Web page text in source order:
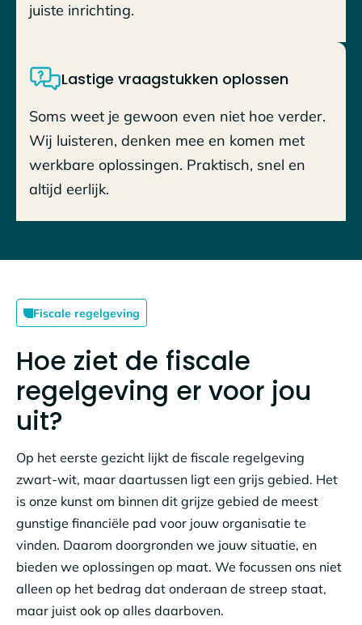
juiste inrichting.
Lastige vraagstukken oplossen
Soms weet je gewoon even niet hoe verder.
Wij luisteren, denken mee en komen met
werkbare oplossingen. Praktisch, snel en
altijd eerlijk.
Fiscale regelgeving
Hoe ziet de fiscale
regelgeving er voor jou
uit?
Op het eerste gezicht lijkt de fiscale regelgeving
zwart-wit, maar daartussen ligt een grijs gebied. Het
is onze kunst om binnen dit grijze gebied de meest
gunstige financiële pad voor jouw organisatie te
vinden. Daarom doorgronden we jouw situatie, en
bieden we oplossingen op maat. We focussen ons niet
alleen op het bedrag dat onderaan de streep staat,
maar juist ook op alles daarboven.